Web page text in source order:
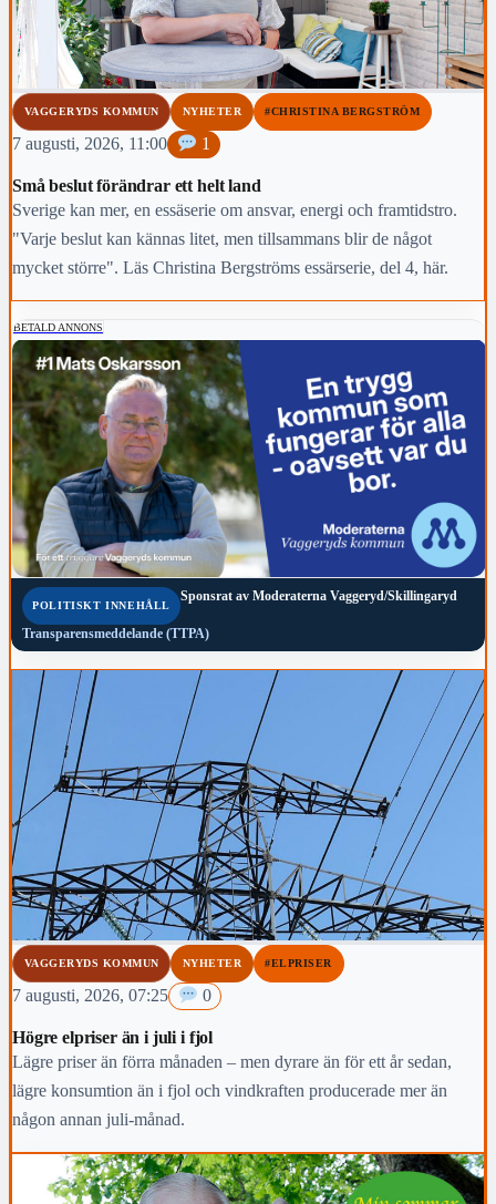
VAGGERYDS KOMMUN NYHETER #CHRISTINA BERGSTRÖM
7 augusti, 2026, 11:00 1
Små beslut förändrar ett helt land
Sverige kan mer, en essäserie om ansvar, energi och framtidstro.
"Varje beslut kan kännas litet, men tillsammans blir de något
mycket större". Läs Christina Bergströms essärserie, del 4, här.
BETALD ANNONS
POLITISKT INNEHÅLL
Sponsrat av Moderaterna Vaggeryd/Skillingaryd
Transparensmeddelande (TTPA)
VAGGERYDS KOMMUN NYHETER #ELPRISER
7 augusti, 2026, 07:25 0
Högre elpriser än i juli i fjol
Lägre priser än förra månaden – men dyrare än för ett år sedan,
lägre konsumtion än i fjol och vindkraften producerade mer än
någon annan juli-månad.